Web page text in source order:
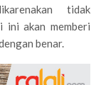
tidak
ini akan memberi
benar.